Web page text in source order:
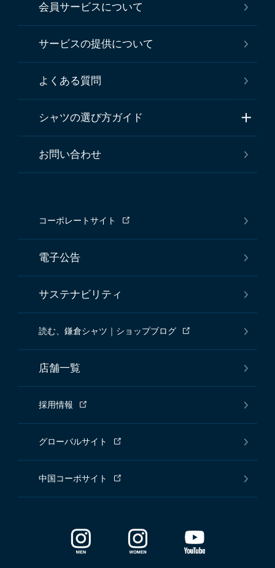
会員サービスについて
サービスの提供について
よくある質問
シャツの選び方ガイド
お問い合わせ
コーポレートサイト
電子公告
サステナビリティ
読む、鎌倉シャツ｜ショップブログ
店舗一覧
採用情報
グローバルサイト
中国コーポサイト